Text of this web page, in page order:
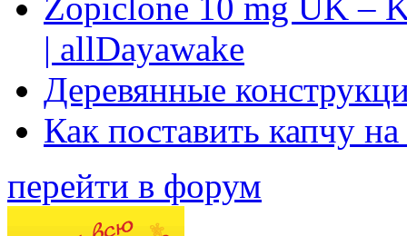
| allDayawake
Деревянные
Как поставить капчу
перейти в форум